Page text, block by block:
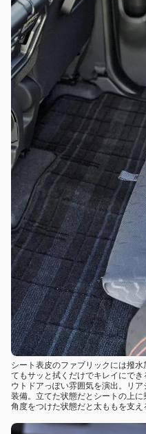
シート表皮のファブリックには撥
てもサッと拭くだけでキレイにで
ウトドアっぽい雰囲気を演出。リ
装備。立てた状態だとシートの上
角度をつけた状態だと太ももを支え